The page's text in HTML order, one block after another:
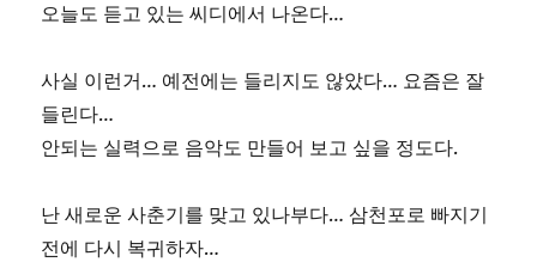
오늘도 듣고 있는 씨디에서 나온다…
사실 이런거… 예전에는 들리지도 않았다… 요즘은 잘
들린다…
안되는 실력으로 음악도 만들어 보고 싶을 정도다.
난 새로운 사춘기를 맞고 있나부다… 삼천포로 빠지기
전에 다시 복귀하자…